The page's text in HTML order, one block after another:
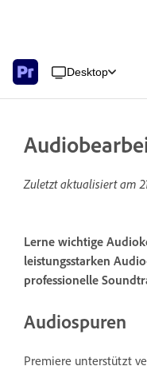
Desktop
Zuletzt aktualisiert am
Lerne wichtige
leistungsstarken
professionelle
Audiospuren
Premiere unterstützt